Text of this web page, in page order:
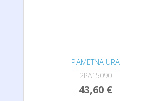
PAMETNA URA
2PA15090
43,60 €